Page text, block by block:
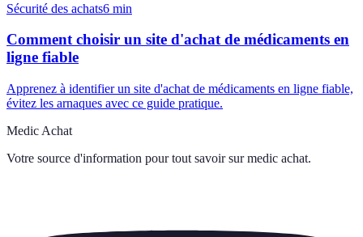
Sécurité des achats6 min
Comment choisir un site d'achat de médicaments en
ligne fiable
Apprenez à identifier un site d'achat de médicaments en ligne fiable,
évitez les arnaques avec ce guide pratique.
Medic Achat
Votre source d'information pour tout savoir sur medic achat.